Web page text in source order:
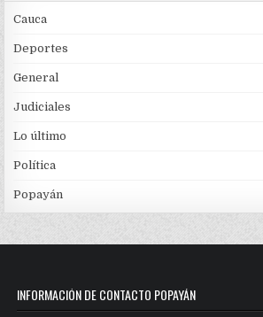
Cauca
Deportes
General
Judiciales
Lo último
Política
Popayán
INFORMACIÓN DE CONTACTO POPAYÁN